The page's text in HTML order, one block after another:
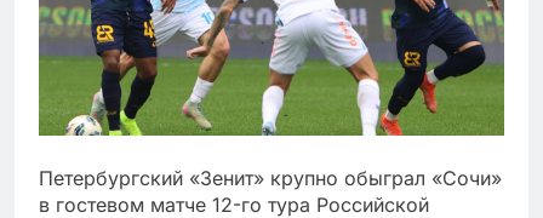
Петербургский «Зенит» крупно обыграл «Сочи»
в гостевом матче 12-го тура Российской